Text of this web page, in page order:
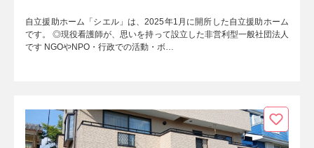
自立援助ホーム「シエル」は、2025年1月に開所した自立援助ホーム
です。 ◎現役看護師が、思いを持って設立した非営利型一般社団法人
です NGOやNPO・行政での活動・ボ…